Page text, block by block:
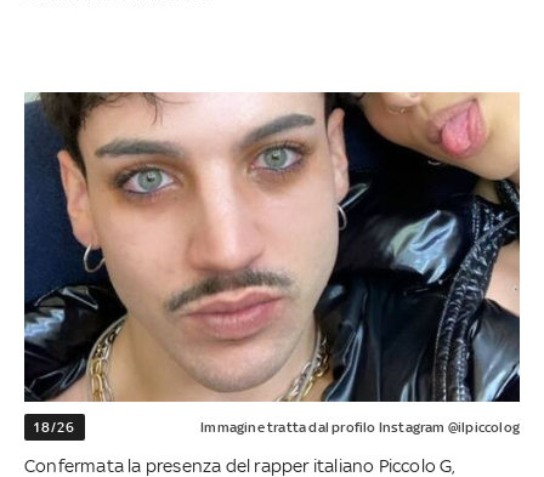
18/26 Immagine tratta dal profilo Instagram @ilpiccolog
Confermata la presenza del rapper italiano Piccolo G,